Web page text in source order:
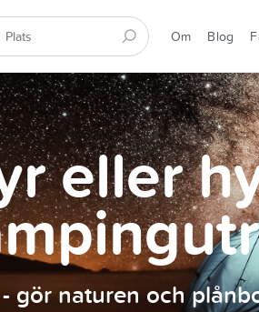
Om Blog
eller
- gör naturen och